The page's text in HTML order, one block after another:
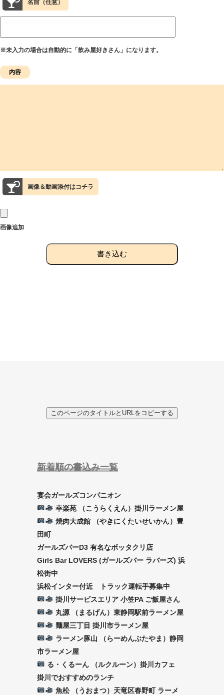
名前（任意）
※未入力の場合は自動的に「飲み屋好きさん」になります。
画像＆動画添付はコチラ
画像追加
書き込む
このページのタイトルとURLをコピーする
新着順の書込み一覧
宴会ガールズコンパニオン
幸楽苑 （こうらくえん）掛川ラーメン屋
焼肉大成館 （やきにくたいせいかん）豊
田町
ガールズバーD3 有名なボッタクリ店
Girls Bar LOVERS (ガールズバー ラバーズ) 浜
松街中
浜松インター付近 トラック運転手募集中
掛川サービスエリア 小笠PA ご飯屋さん
丸源 （まるげん）東静岡駅前ラーメン屋
麺屋三丁目 掛川市ラーメン屋
ラーメン豚山 （らーめんぶたやま）静岡
市ラーメン屋
る・くるーん （ルクルーン）掛川カフェ
掛川でおすすめのランチ
魚松 （うおまつ）天竜区春野町 ラーメ